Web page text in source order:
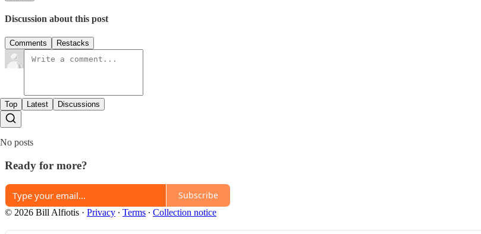
Discussion about this post
Comments Restacks
Top Latest Discussions
No posts
Ready for more?
Subscribe
© 2026 Bill Alfiotis · Privacy ∙ Terms ∙ Collection notice